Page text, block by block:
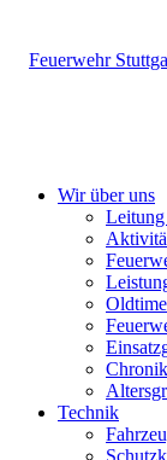
Wir über uns
Chronik
Technik